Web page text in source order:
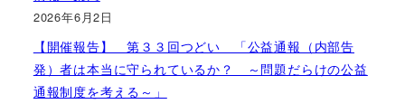
2026年6月2日
【開催報告】 第３３回つどい 「公益通報（内部告
発）者は本当に守られているか？ ～問題だらけの公益
通報制度を考える～」